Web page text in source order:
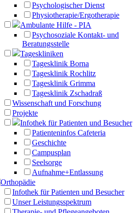
Psychologischer Dienst
Physiotherapie/Ergotherapie
Ambulante Hilfe - PIA
Psychosoziale Kontakt- und
Beratungsstelle
Tageskliniken
Tagesklinik Borna
Tagesklinik Rochlitz
Tagesklinik Grimma
Tagesklinik Zschadraß
Wissenschaft und Forschung
Projekte
Infothek für Patienten und Besucher
Patienteninfos Cafeteria
Geschichte
Campusplan
Seelsorge
Aufnahme+Entlassung
Orthopädie
Infothek für Patienten und Besucher
Unser Leistungsspektrum